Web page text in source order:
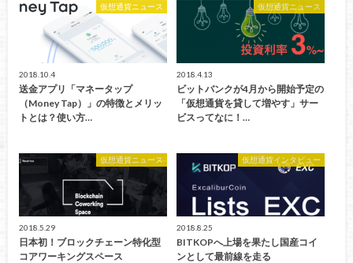
仮想通貨ニュース
2018.10.4
送金アプリ「マネータップ
（Money Tap）」の特徴とメリッ
トとは？使い方…
仮想通貨ニュース
2018.4.13
ビットバンクが4月から開始予定の
「仮想通貨を貸して増やす」サー
ビスってなに！…
仮想通貨ニュース
2018.5.29
日本初！ブロックチェーン特化型
コアワーキングスペース
仮想通貨インタビュー
2018.8.25
BITKOPへ上場を果たし国産コイ
ンとして最前線を走る